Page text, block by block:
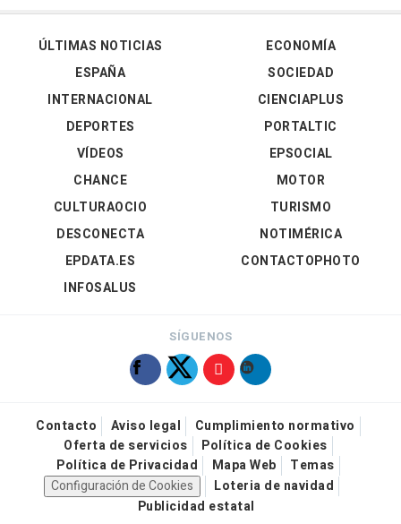
ÚLTIMAS NOTICIAS
ESPAÑA
INTERNACIONAL
DEPORTES
VÍDEOS
ECONOMÍA
SOCIEDAD
CIENCIAPLUS
PORTALTIC
EPSOCIAL
CHANCE
CULTURAOCIO
DESCONECTA
EPDATA.ES
INFOSALUS
MOTOR
TURISMO
NOTIMÉRICA
CONTACTOPHOTO
SÍGUENOS
Contacto Aviso legal
Cumplimiento normativo
Oferta de servicios
Política de Cookies
Política de Privacidad
Mapa Web
Temas
Configuración de Cookies
Loteria de navidad
Publicidad estatal